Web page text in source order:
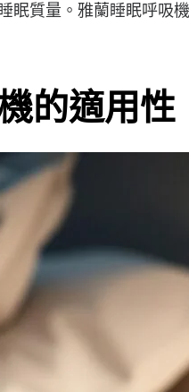
眠質量。雅蘭睡眠呼吸
的適用性